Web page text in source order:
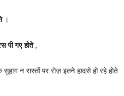
।
पी गए होते,
न रास्तों पर रोज़ इतने हादसे हो रहे होते